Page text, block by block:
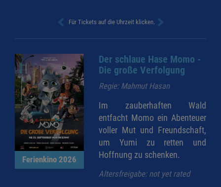
Für Tickets auf die Uhrzeit klicken.
Ferienkino 2026
Der schlaue Hase Momo -
Die große Verfolgung
Regie: Mahmut Hasan
Im zauberhaften Wald
entfacht Momo ein Abenteuer
voller Mut und Freundschaft,
um Yumi zu retten und
Hoffnung zu schenken.
Altersfreigabe: not yet rated